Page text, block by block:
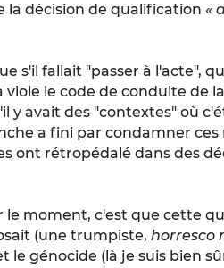
la décision de qualification «
s'il fallait "passer à l'acte",
le code de conduite de
y avait des "contextes" où
a fini par condamner ces
ont rétropédalé dans des
le moment, c'est que cette
(une trumpiste,horresco
le génocide (là je suis bien